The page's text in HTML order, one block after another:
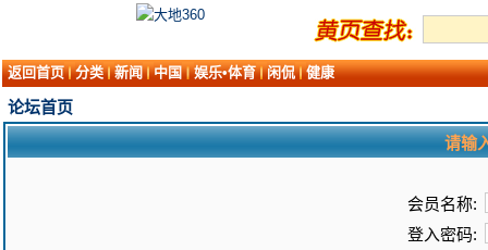
返回首页 分类 新闻 中国 娱乐•体育 闲侃 健康
论坛首页
请输
会员名称:
登入密码: